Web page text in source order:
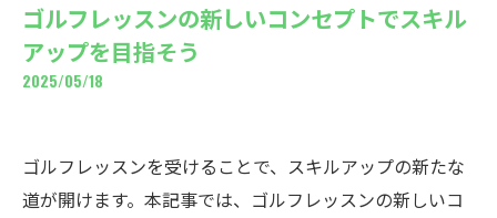
ゴルフレッスンの新しいコンセプトでスキル
アップを目指そう
2025/05/18
ゴルフレッスンを受けることで、スキルアップの新たな
道が開けます。本記事では、ゴルフレッスンの新しいコ